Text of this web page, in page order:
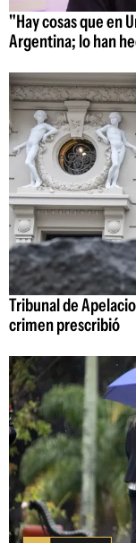
"Hay cosas que en
Argentina; lo han
Tribunal de
crimen prescribió